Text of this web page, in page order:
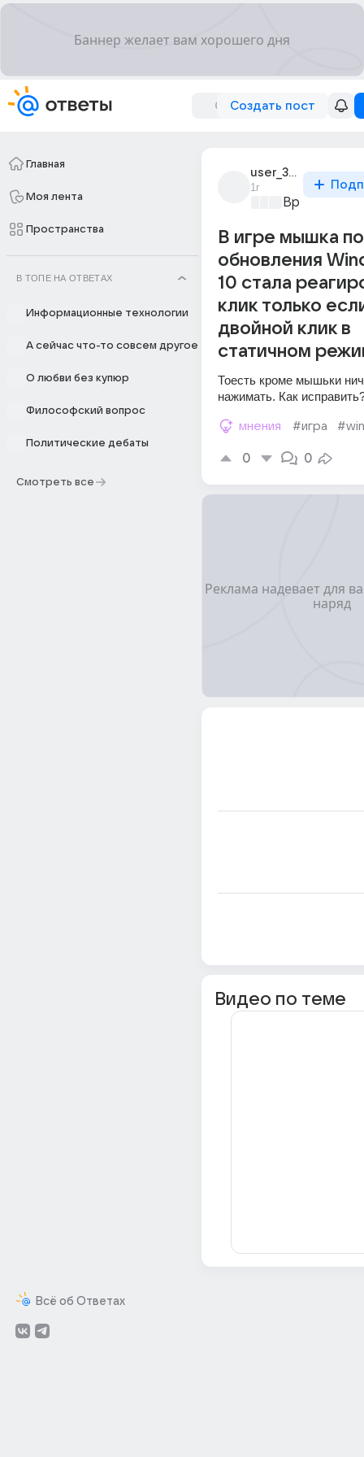
Создать пост
Главная
Моя лента
Пространства
В ТОПЕ НА ОТВЕТАХ
Информационные технологии
А сейчас что-то совсем другое
О любви без купюр
Философский вопрос
Политические дебаты
Смотреть все
Всё об Ответах
user_317329365
1г
Время игр
В игре мышка
обновления
10 стала
клик только
двойной клик в
статичном
Тоесть кроме мышьки
нажимать. Как
мнения #игра
0 0
Видео по теме